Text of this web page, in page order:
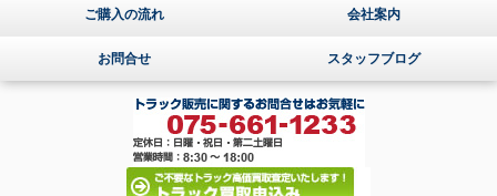
ご購入の流れ 会社案内
お問合せ スタッフブログ